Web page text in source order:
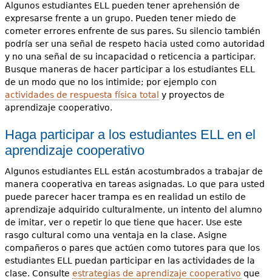
Algunos estudiantes ELL pueden tener aprehensión de
expresarse frente a un grupo. Pueden tener miedo de
cometer errores enfrente de sus pares. Su silencio también
podría ser una señal de respeto hacia usted como autoridad
y no una señal de su incapacidad o reticencia a participar.
Busque maneras de hacer participar a los estudiantes ELL
de un modo que no los intimide; por ejemplo con
actividades de respuesta física total y proyectos de
aprendizaje cooperativo.
Haga participar a los estudiantes ELL en el
aprendizaje cooperativo
Algunos estudiantes ELL están acostumbrados a trabajar de
manera cooperativa en tareas asignadas. Lo que para usted
puede parecer hacer trampa es en realidad un estilo de
aprendizaje adquirido culturalmente, un intento del alumno
de imitar, ver o repetir lo que tiene que hacer. Use este
rasgo cultural como una ventaja en la clase. Asigne
compañeros o pares que actúen como tutores para que los
estudiantes ELL puedan participar en las actividades de la
clase. Consulte estrategias de aprendizaje cooperativo que